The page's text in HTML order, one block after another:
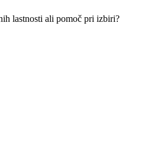
lastnosti ali pomoč pri izbiri?